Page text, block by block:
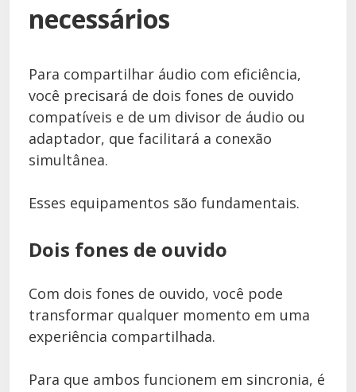
necessários
Para compartilhar áudio com eficiência,
você precisará de dois fones de ouvido
compatíveis e de um divisor de áudio ou
adaptador, que facilitará a conexão
simultânea.
Esses equipamentos são fundamentais.
Dois fones de ouvido
Com dois fones de ouvido, você pode
transformar qualquer momento em uma
experiência compartilhada.
Para que ambos funcionem em sincronia, é